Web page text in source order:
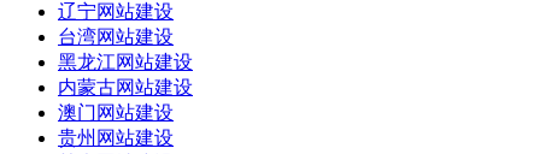
辽宁网站建设
台湾网站建设
黑龙江网站建设
内蒙古网站建设
澳门网站建设
贵州网站建设